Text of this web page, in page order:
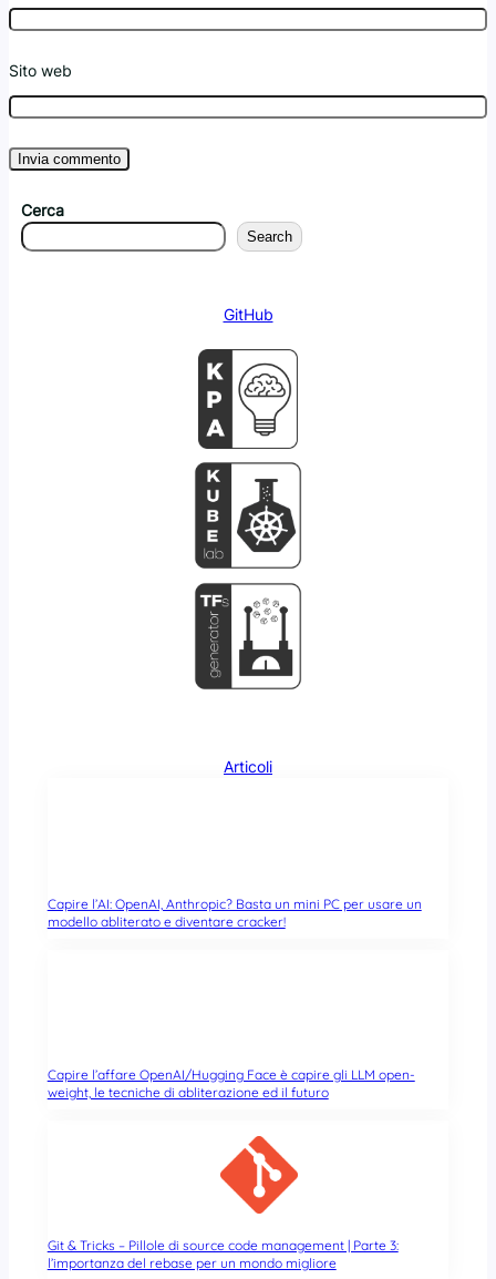
Sito web
Cerca
Search
GitHub
Articoli
Capire l’AI: OpenAI, Anthropic? Basta un mini PC per usare un
modello abliterato e diventare cracker!
Capire l’affare OpenAI/Hugging Face è capire gli LLM open-
weight, le tecniche di abliterazione ed il futuro
Git & Tricks – Pillole di source code management | Parte 3:
l’importanza del rebase per un mondo migliore